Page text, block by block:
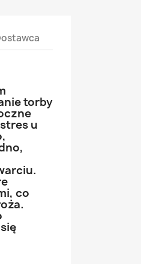
torby
u
co